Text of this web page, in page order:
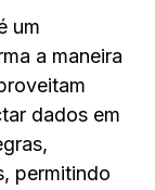
um
a maneira
dados em
permitindo